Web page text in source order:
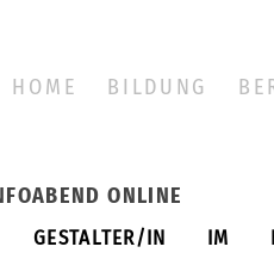
HOME BILDUNG
ONLINE
ZU GESTALTER/IN IM